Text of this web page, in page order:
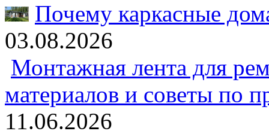
Почему каркасные
03.08.2026
Монтажная лента для
материалов и советы по
11.06.2026